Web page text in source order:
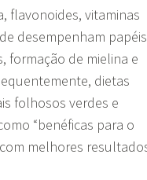
flavonoides, vitaminas
desempenham papéis
formação de mielina e
dietas
folhosos verdes e
“benéficas para o
melhores